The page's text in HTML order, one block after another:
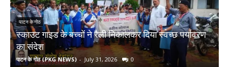
पाटन के गोठ
स्काउट गाइड के बच्चों ने रैली निकालकर दिया स्वच्छ पर्यावरण
का संदेश
पाटन के गोठ (PKG NEWS) - July 31, 2026 0